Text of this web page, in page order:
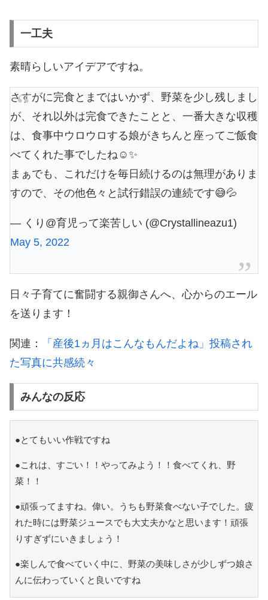
一工夫
素晴らしいアイデアですね。
さすがに完食とまではいかず、野菜を少し残しまし
が、それ以外は完食できたことと、一番大きな収穫
は、食事中ウロウロする娘がきちんと座ってご飯食
べてくれた事でしたね☺️✨
まぁでも、これだけを毎日続けるのは無理がありま
すので、その他色々と試行錯誤の連続です😅💦
— くり@育児って楽苦しい (@Crystallineazu1)
May 5, 2022
日々子育てに奮闘する親御さんへ、心からのエール
を送ります！
関連：
「産後1ヵ月はこんなもんだよね」投稿され
た写真に共感続々
みんなの反応
●とてもいい作戦ですね
●これは、すごい！！やってみよう！！食べてくれ、野
菜！！
●頑張ってますね。偉い。うちも野菜食べない子でした。疲
れた時には野菜ジュースでも大丈夫かなと思います！頑張
りすぎずにいきましょう！
●楽しんで食べていく中に、野菜の美味しさが少しずつ娘さ
んに伝わっていくと良いですね